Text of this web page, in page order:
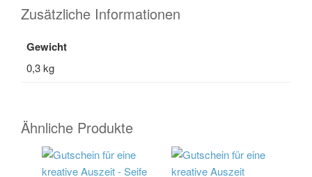
Zusätzliche Informationen
Gewicht
0,3 kg
Ähnliche Produkte